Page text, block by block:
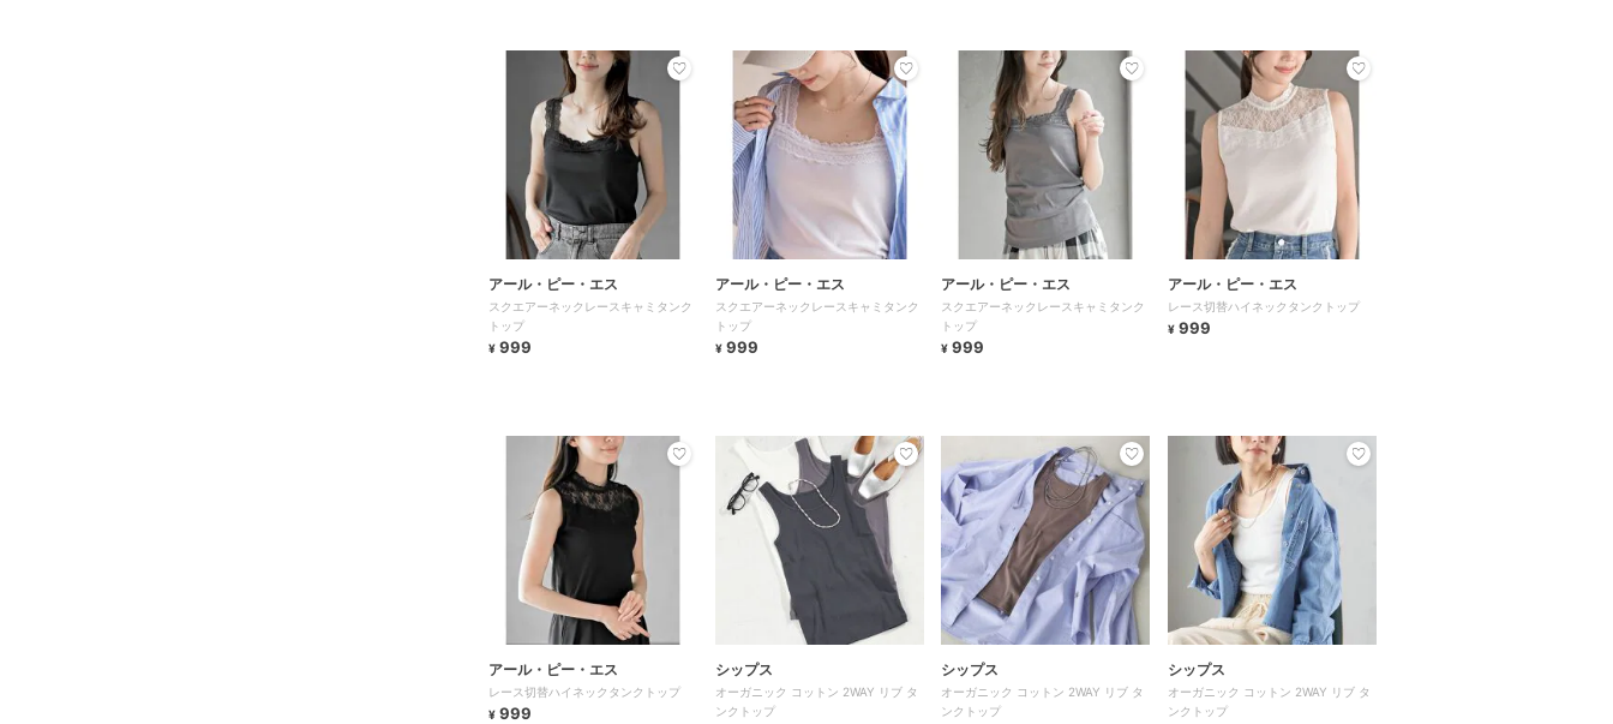
アール・ピー・エス
スクエアーネックレースキャミタンク
トップ
¥ 999
アール・ピー・エス
スクエアーネックレースキャミタンク
トップ
¥ 999
アール・ピー・エス
スクエアーネックレースキャミタンク
トップ
¥ 999
アール・ピー・エス
レース切替ハイネックタンクトップ
¥ 999
アール・ピー・エス
レース切替ハイネックタンクトップ
¥ 999
シップス
オーガニック コットン 2WAY リブ タ
ンクトップ
シップス
オーガニック コットン 2WAY リブ タ
ンクトップ
シップス
オーガニック コットン 2WAY リブ タ
ンクトップ